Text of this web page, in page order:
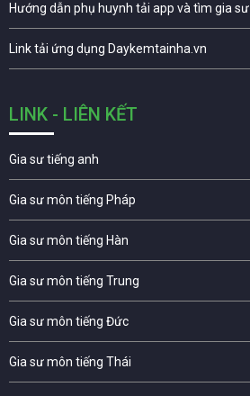
Hướng dẫn phụ huynh tải app và tìm gia sư
Link tải ứng dụng Daykemtainha.vn
LINK - LIÊN KẾT
Gia sư tiếng anh
Gia sư môn tiếng Pháp
Gia sư môn tiếng Hàn
Gia sư môn tiếng Trung
Gia sư môn tiếng Đức
Gia sư môn tiếng Thái